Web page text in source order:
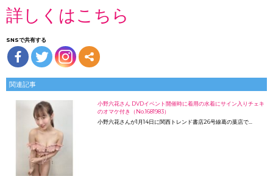
詳しくはこちら
SNSで共有する
関連記事
小野六花さん DVDイベント開催時に着用の水着にサイン入りチェキ
のオマケ付き（No.1681983）
小野六花さんが1月14日に関西トレンド書店26号線葛の葉店で…